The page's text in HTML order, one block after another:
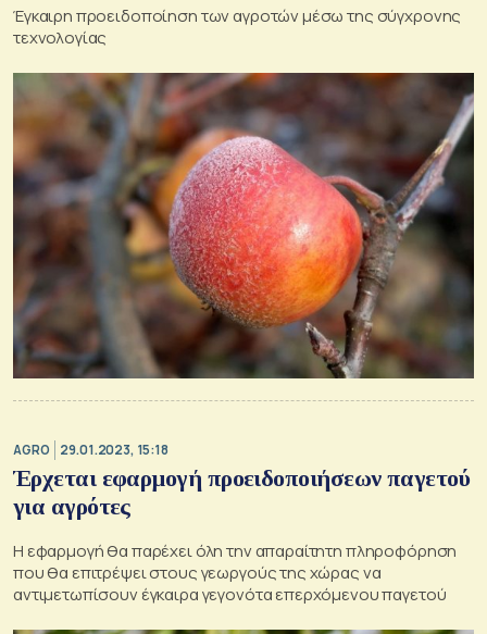
Έγκαιρη προειδοποίηση των αγροτών μέσω της σύγχρονης
τεχνολογίας
AGRO 29.01.2023, 15:18
Έρχεται εφαρμογή προειδοποιήσεων παγετού
για αγρότες
Η εφαρμογή θα παρέχει όλη την απαραίτητη πληροφόρηση
που θα επιτρέψει στους γεωργούς της χώρας να
αντιμετωπίσουν έγκαιρα γεγονότα επερχόμενου παγετού